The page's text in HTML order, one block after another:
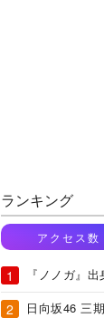
ランキング
アクセス数
『ノノガ』
日向坂46 三